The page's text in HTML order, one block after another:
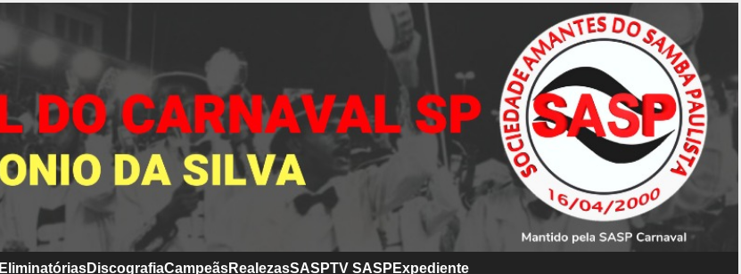
EliminatóriasDiscografiaCampeãsRealezasSASPTV SASP Expediente